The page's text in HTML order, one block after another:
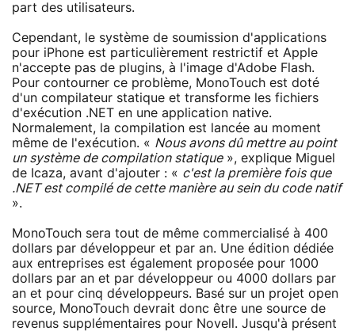
part des utilisateurs.
Cependant, le système de soumission d'applications
pour iPhone est particulièrement restrictif et Apple
n'accepte pas de plugins, à l'image d'Adobe Flash.
Pour contourner ce problème, MonoTouch est doté
d'un compilateur statique et transforme les fichiers
d'exécution .NET en une application native.
Normalement, la compilation est lancée au moment
même de l'exécution. « Nous avons dû mettre au point
un système de compilation statique», explique Miguel
de Icaza, avant d'ajouter : « c'est la première fois que
.NET est compilé de cette manière au sein du code natif
».
MonoTouch sera tout de même commercialisé à 400
dollars par développeur et par an. Une édition dédiée
aux entreprises est également proposée pour 1000
dollars par an et par développeur ou 4000 dollars par
an et pour cinq développeurs. Basé sur un projet open
source, MonoTouch devrait donc être une source de
revenus supplémentaires pour Novell. Jusqu'à présent